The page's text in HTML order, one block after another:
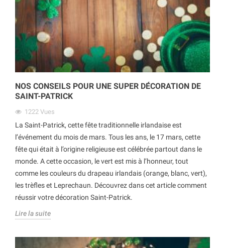
NOS CONSEILS POUR UNE SUPER DÉCORATION DE
SAINT-PATRICK
1222 Vues
La Saint-Patrick, cette fête traditionnelle irlandaise est
l’événement du mois de mars. Tous les ans, le 17 mars, cette
fête qui était à l’origine religieuse est célébrée partout dans le
monde. A cette occasion, le vert est mis à l’honneur, tout
comme les couleurs du drapeau irlandais (orange, blanc, vert),
les trèfles et Leprechaun. Découvrez dans cet article comment
réussir votre décoration Saint-Patrick.
Lire la suite